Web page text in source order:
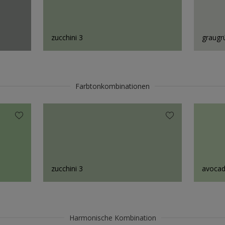
zucchini 3
Farbtonkombinationen
zucchini 3
Harmonische Kombination